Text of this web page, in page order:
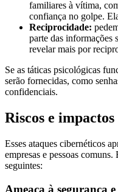
familiares à vítima,
confiança no golpe.
Reciprocidade:
parte das informações
revelar mais por
Se as táticas psicológicas
serão fornecidas, como
confidenciais.
Riscos e
Esses ataques cibernéticos
empresas e pessoas
seguintes:
Ameaça à segurança